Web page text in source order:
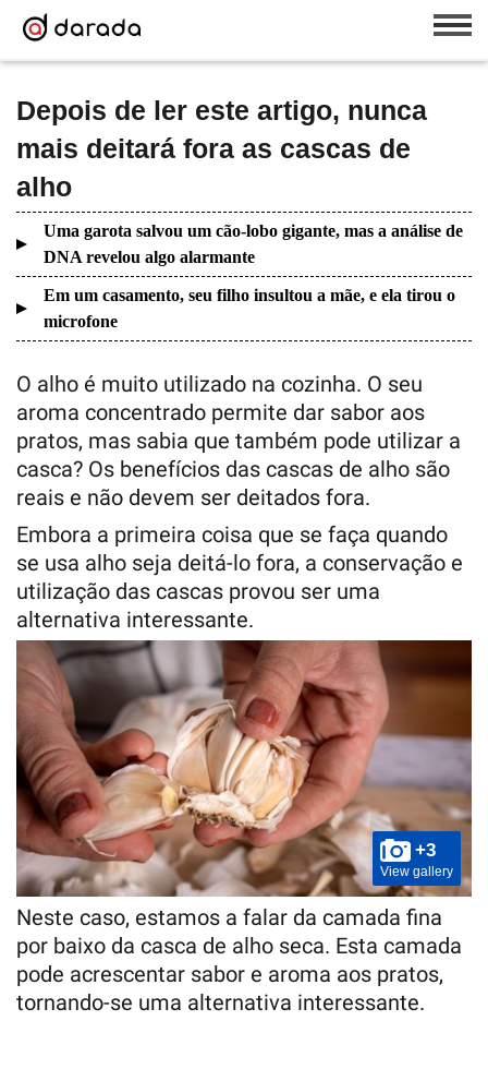
Depois de ler este artigo, nunca
mais deitará fora as cascas de
alho
Uma garota salvou um cão-lobo gigante, mas a análise de
DNA revelou algo alarmante
Em um casamento, seu filho insultou a mãe, e ela tirou o
microfone
O alho é muito utilizado na cozinha. O seu
aroma concentrado permite dar sabor aos
pratos, mas sabia que também pode utilizar a
casca? Os benefícios das cascas de alho são
reais e não devem ser deitados fora.
Embora a primeira coisa que se faça quando
se usa alho seja deitá-lo fora, a conservação e
utilização das cascas provou ser uma
alternativa interessante.
+3
View gallery
Neste caso, estamos a falar da camada fina
por baixo da casca de alho seca. Esta camada
pode acrescentar sabor e aroma aos pratos,
tornando-se uma alternativa interessante.